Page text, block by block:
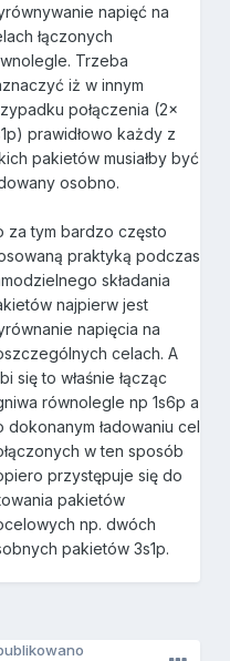
napięć na
łączonych
Trzeba
iż w innym
połączenia (2x
prawidłowo każdy z
pakietów musiałby być
osobno.
za tym bardzo często
praktyką podczas
składania
najpierw jest
napięcia na
celach. A
się to właśnie łącząc
równolegle np 1s6p a
dokonanym ładowaniu cel
w ten sposób
przystępuje się do
pakietów
np. dwóch
pakietów 3s1p.